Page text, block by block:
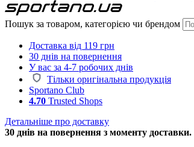
Пошук за товаром, категорією чи брендом
Доставка від 119 грн
30 днів на повернення
У вас за 4-7 робочих днів
Тільки оригінальна продукція
Sportano Club
4.70 Trusted Shops
Детальніше про доставку
30 днів на повернення з моменту доставки.